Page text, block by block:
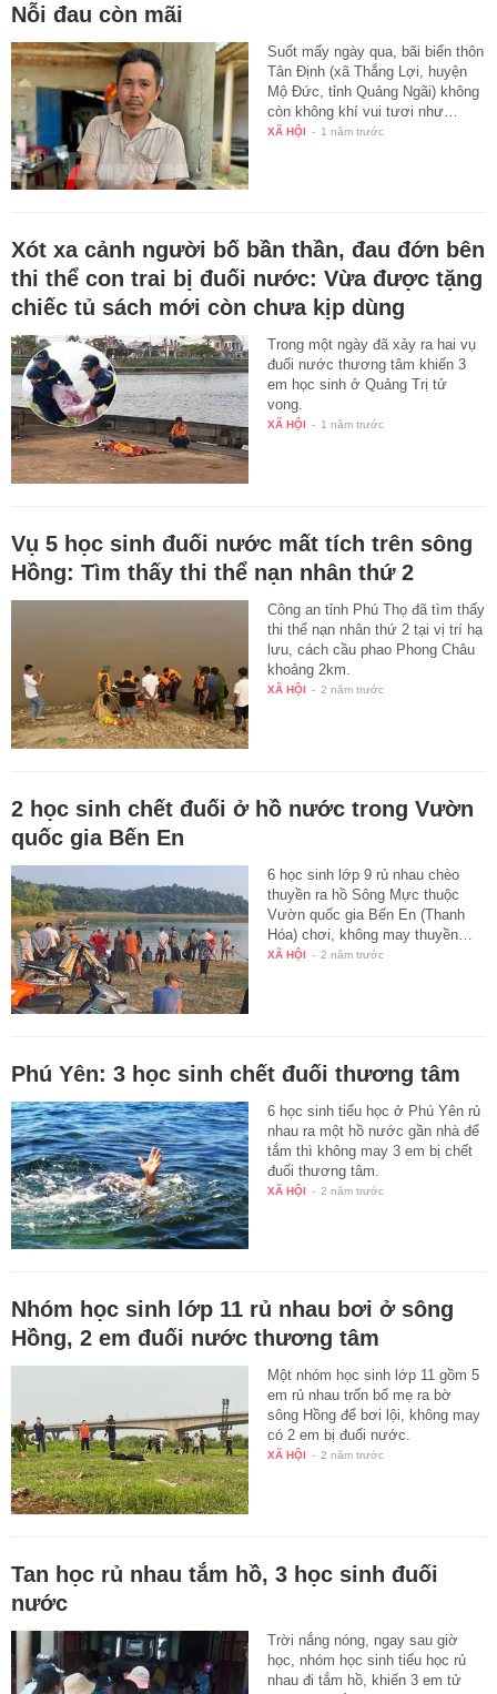
Nỗi đau còn mãi
Suốt mấy ngày qua, bãi biển thôn
Tân Định (xã Thắng Lợi, huyện
Mộ Đức, tỉnh Quảng Ngãi) không
còn không khí vui tươi như…
XÃ HỘI - 1 năm trước
Xót xa cảnh người bố bần thần, đau đớn bên
thi thể con trai bị đuối nước: Vừa được tặng
chiếc tủ sách mới còn chưa kịp dùng
Trong một ngày đã xảy ra hai vụ
đuối nước thương tâm khiến 3
em học sinh ở Quảng Trị tử
vong.
XÃ HỘI - 1 năm trước
Vụ 5 học sinh đuối nước mất tích trên sông
Hồng: Tìm thấy thi thể nạn nhân thứ 2
Công an tỉnh Phú Thọ đã tìm thấy
thi thể nạn nhân thứ 2 tại vị trí hạ
lưu, cách cầu phao Phong Châu
khoảng 2km.
XÃ HỘI - 2 năm trước
2 học sinh chết đuối ở hồ nước trong Vườn
quốc gia Bến En
6 học sinh lớp 9 rủ nhau chèo
thuyền ra hồ Sông Mực thuộc
Vườn quốc gia Bến En (Thanh
Hóa) chơi, không may thuyền…
XÃ HỘI - 2 năm trước
Phú Yên: 3 học sinh chết đuối thương tâm
6 học sinh tiểu học ở Phú Yên rủ
nhau ra một hồ nước gần nhà để
tắm thì không may 3 em bị chết
đuối thương tâm.
XÃ HỘI - 2 năm trước
Nhóm học sinh lớp 11 rủ nhau bơi ở sông
Hồng, 2 em đuối nước thương tâm
Một nhóm học sinh lớp 11 gồm 5
em rủ nhau trốn bố mẹ ra bờ
sông Hồng để bơi lội, không may
có 2 em bị đuối nước.
XÃ HỘI - 2 năm trước
Tan học rủ nhau tắm hồ, 3 học sinh đuối
nước
Trời nắng nóng, ngay sau giờ
học, nhóm học sinh tiểu học rủ
nhau đi tắm hồ, khiến 3 em tử